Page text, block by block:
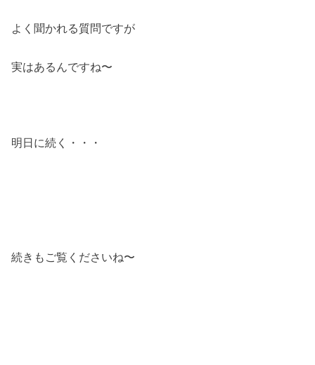
よく聞かれる質問ですが
実はあるんですね〜
明日に続く・・・
続きもご覧くださいね〜